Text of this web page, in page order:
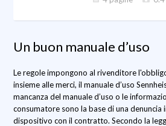
Un buon manuale d’uso
Le regole impongono al rivenditore
insieme alle merci, il manuale d’uso
mancanza del manuale d’uso o le
consumatore sono la base di una denuncia
dispositivo con il contratto. Secondo la